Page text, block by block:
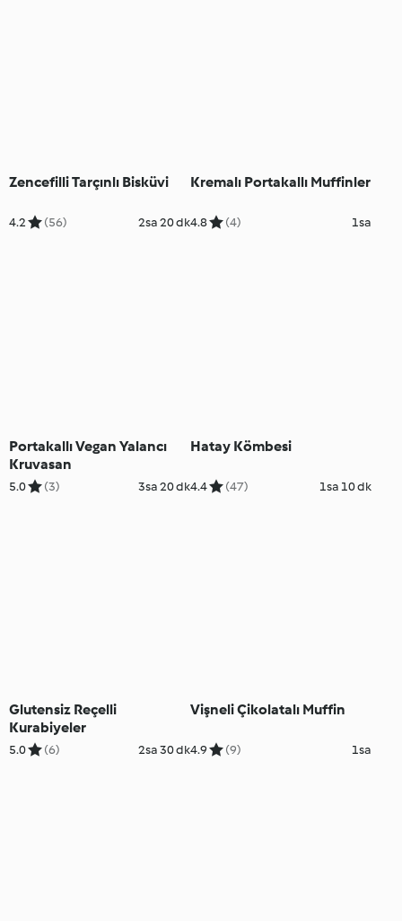
Zencefilli Tarçınlı Bisküvi
4.2 (56) 2sa 20 dk
Kremalı Portakallı Muffinler
4.8 (4) 1sa
Portakallı Vegan Yalancı
Kruvasan
5.0 (3) 3sa 20 dk
Hatay Kömbesi
4.4 (47) 1sa 10 dk
Glutensiz Reçelli
Kurabiyeler
5.0 (6) 2sa 30 dk
Vişneli Çikolatalı Muffin
4.9 (9) 1sa